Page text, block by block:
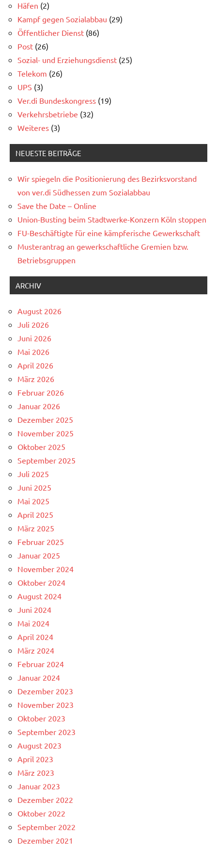
Häfen (2)
Kampf gegen Sozialabbau (29)
Öffentlicher Dienst (86)
Post (26)
Sozial- und Erziehungsdienst (25)
Telekom (26)
UPS (3)
Ver.di Bundeskongress (19)
Verkehrsbetriebe (32)
Weiteres (3)
NEUESTE BEITRÄGE
Wir spiegeln die Positionierung des Bezirksvorstand
von ver.di Südhessen zum Sozialabbau
Save the Date – Online
Union-Busting beim Stadtwerke-Konzern Köln stoppen
FU-Beschäftigte für eine kämpferische Gewerkschaft
Musterantrag an gewerkschaftliche Gremien bzw.
Betriebsgruppen
ARCHIV
August 2026
Juli 2026
Juni 2026
Mai 2026
April 2026
März 2026
Februar 2026
Januar 2026
Dezember 2025
November 2025
Oktober 2025
September 2025
Juli 2025
Juni 2025
Mai 2025
April 2025
März 2025
Februar 2025
Januar 2025
November 2024
Oktober 2024
August 2024
Juni 2024
Mai 2024
April 2024
März 2024
Februar 2024
Januar 2024
Dezember 2023
November 2023
Oktober 2023
September 2023
August 2023
April 2023
März 2023
Januar 2023
Dezember 2022
Oktober 2022
September 2022
Dezember 2021